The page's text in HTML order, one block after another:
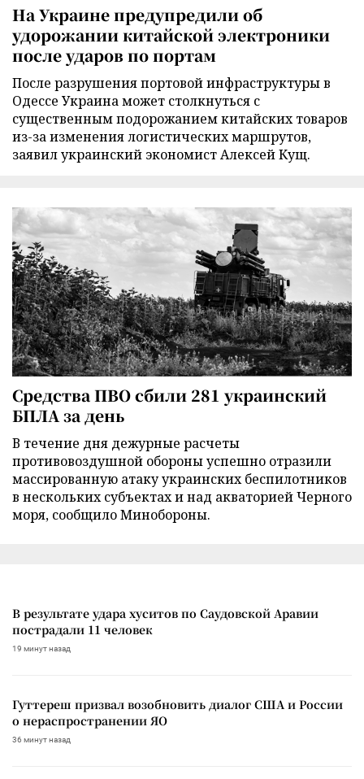
На Украине предупредили об
удорожании китайской электроники
после ударов по портам
После разрушения портовой инфраструктуры в
Одессе Украина может столкнуться с
существенным подорожанием китайских товаров
из-за изменения логистических маршрутов,
заявил украинский экономист Алексей Кущ.
Средства ПВО сбили 281 украинский
БПЛА за день
В течение дня дежурные расчеты
противовоздушной обороны успешно отразили
массированную атаку украинских беспилотников
в нескольких субъектах и над акваторией Черного
моря, сообщило Минобороны.
В результате удара хуситов по Саудовской Аравии
пострадали 11 человек
19 минут назад
Гуттереш призвал возобновить диалог США и России
о нераспространении ЯО
36 минут назад